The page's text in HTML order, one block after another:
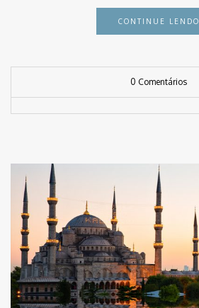
CONTINUE LENDO
0 Comentários